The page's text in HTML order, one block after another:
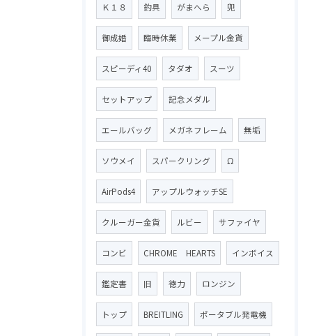
Ｋ１８ 釣具 がまへら 兜
御成婚 臨時休業 メープル金貨
スピーディ40 タダオ スーツ
セットアップ 記念メダル
エールバッグ メガネフレーム 無垢
ソウメイ スパークリング Ω
AirPods4 アップルウォッチSE
クルーガー金貨 ルビー サファイヤ
コンビ CHROME HEARTS インボイス
鑑定書 旧 徳力 ロンジン
トップ BREITLING ポータブル発電機